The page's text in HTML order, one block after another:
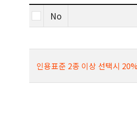
No
인용표준 2종 이상 선택시